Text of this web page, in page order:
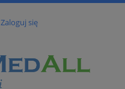
Zaloguj się